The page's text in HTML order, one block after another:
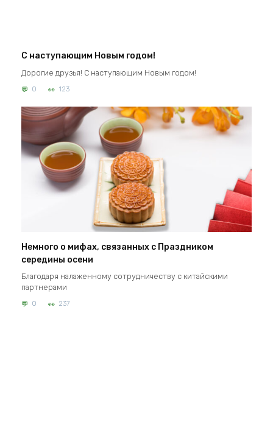
С наступающим Новым годом!
Дорогие друзья! С наступающим Новым годом!
0 123
Немного о мифах, связанных с Праздником
середины осени
Благодаря налаженному сотрудничеству с китайскими
партнерами
0 237